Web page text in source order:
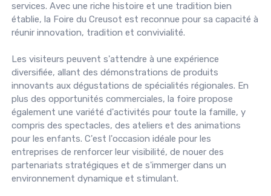
services. Avec une riche histoire et une tradition bien
établie, la Foire du Creusot est reconnue pour sa capacité à
réunir innovation, tradition et convivialité.
Les visiteurs peuvent s'attendre à une expérience
diversifiée, allant des démonstrations de produits
innovants aux dégustations de spécialités régionales. En
plus des opportunités commerciales, la foire propose
également une variété d'activités pour toute la famille, y
compris des spectacles, des ateliers et des animations
pour les enfants. C'est l'occasion idéale pour les
entreprises de renforcer leur visibilité, de nouer des
partenariats stratégiques et de s'immerger dans un
environnement dynamique et stimulant.